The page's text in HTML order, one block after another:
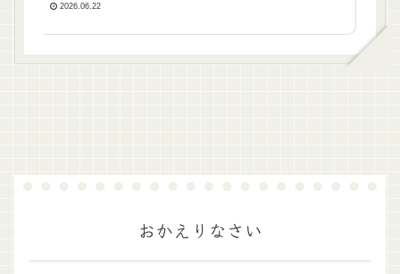
2026.06.22
おかえりなさい